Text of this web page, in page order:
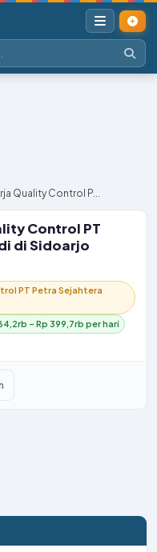
Quality Control P...
Control PT
di Sidoarjo
PT Petra Sejahtera
– Rp 399,7rb per hari